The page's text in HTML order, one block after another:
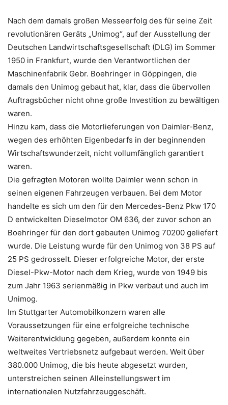
Nach dem damals großen Messeerfolg des für seine Zeit
revolutionären Geräts „Unimog“, auf der Ausstellung der
Deutschen Landwirtschaftsgesellschaft (DLG) im Sommer
1950 in Frankfurt, wurde den Verantwortlichen der
Maschinenfabrik Gebr. Boehringer in Göppingen, die
damals den Unimog gebaut hat, klar, dass die übervollen
Auftragsbücher nicht ohne große Investition zu bewältigen
waren.
Hinzu kam, dass die Motorlieferungen von Daimler-Benz,
wegen des erhöhten Eigenbedarfs in der beginnenden
Wirtschaftswunderzeit, nicht vollumfänglich garantiert
waren.
Die gefragten Motoren wollte Daimler wenn schon in
seinen eigenen Fahrzeugen verbauen. Bei dem Motor
handelte es sich um den für den Mercedes-Benz Pkw 170
D entwickelten Dieselmotor OM 636, der zuvor schon an
Boehringer für den dort gebauten Unimog 70200 geliefert
wurde. Die Leistung wurde für den Unimog von 38 PS auf
25 PS gedrosselt. Dieser erfolgreiche Motor, der erste
Diesel-Pkw-Motor nach dem Krieg, wurde von 1949 bis
zum Jahr 1963 serienmäßig in Pkw verbaut und auch im
Unimog.
Im Stuttgarter Automobilkonzern waren alle
Voraussetzungen für eine erfolgreiche technische
Weiterentwicklung gegeben, außerdem konnte ein
weltweites Vertriebsnetz aufgebaut werden. Weit über
380.000 Unimog, die bis heute abgesetzt wurden,
unterstreichen seinen Alleinstellungswert im
internationalen Nutzfahrzeuggeschäft.